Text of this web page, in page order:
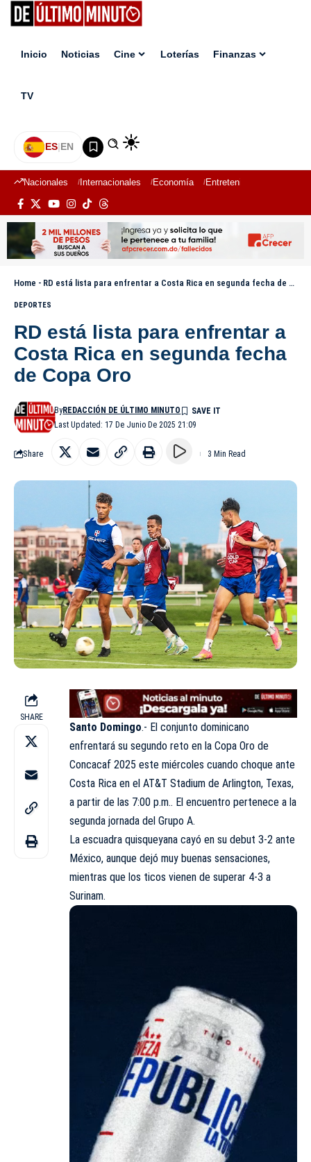
Inicio Noticias Cine Loterías Finanzas
TV
ES|EN
Nacionales Internacionales Economía Entretenimiento
Home - RD está lista para enfrentar a Costa Rica en segunda fecha de Copa Oro
DEPORTES
RD está lista para enfrentar a
Costa Rica en segunda fecha
de Copa Oro
Last Updated: 17 De Junio De 2025 21:09
ByREDACCIÓN DE ÚLTIMO MINUTO
Share 3 Min Read
SHARE
Santo Domingo.- El conjunto dominicano
enfrentará su segundo reto en la Copa Oro de
Concacaf 2025 este miércoles cuando choque ante
Costa Rica en el AT&T Stadium de Arlington, Texas,
a partir de las 7:00 p.m.. El encuentro pertenece a la
segunda jornada del Grupo A.
La escuadra quisqueyana cayó en su debut 3-2 ante
México, aunque dejó muy buenas sensaciones,
mientras que los ticos vienen de superar 4-3 a
Surinam.